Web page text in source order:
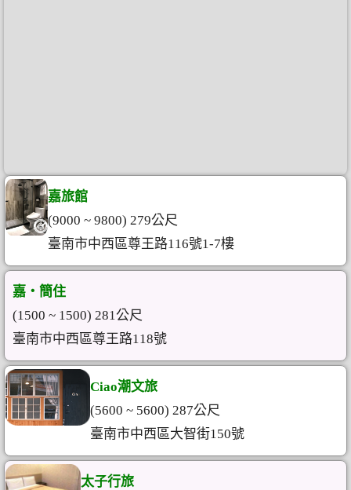
嘉旅館
(9000 ~ 9800) 279公尺
臺南市中西區尊王路116號1-7樓
嘉‧簡住
(1500 ~ 1500) 281公尺
臺南市中西區尊王路118號
Ciao潮文旅
(5600 ~ 5600) 287公尺
臺南市中西區大智街150號
太子行旅